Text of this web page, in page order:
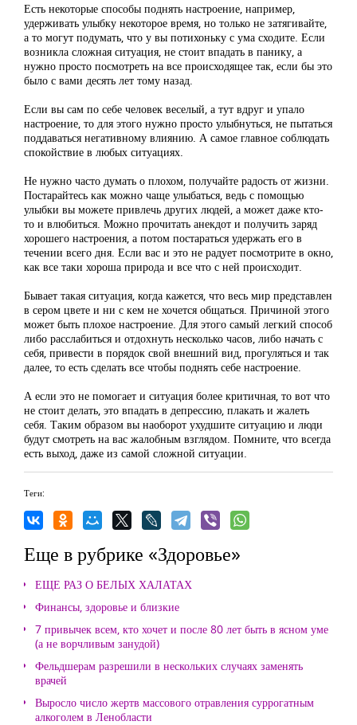
Есть некоторые способы поднять настроение, например,
удерживать улыбку некоторое время, но только не затягивайте,
а то могут подумать, что у вы потихоньку с ума сходите. Если
возникла сложная ситуация, не стоит впадать в панику, а
нужно просто посмотреть на все происходящее так, если бы это
было с вами десять лет тому назад.
Если вы сам по себе человек веселый, а тут вдруг и упало
настроение, то для этого нужно просто улыбнуться, не пытаться
поддаваться негативному влиянию. А самое главное соблюдать
спокойствие в любых ситуациях.
Не нужно часто думать о плохом, получайте радость от жизни.
Постарайтесь как можно чаще улыбаться, ведь с помощью
улыбки вы можете привлечь других людей, а может даже кто-
то и влюбиться. Можно прочитать анекдот и получить заряд
хорошего настроения, а потом постараться удержать его в
течении всего дня. Если вас и это не радует посмотрите в окно,
как все таки хороша природа и все что с ней происходит.
Бывает такая ситуация, когда кажется, что весь мир представлен
в сером цвете и ни с кем не хочется общаться. Причиной этого
может быть плохое настроение. Для этого самый легкий способ
либо расслабиться и отдохнуть несколько часов, либо начать с
себя, привести в порядок свой внешний вид, прогуляться и так
далее, то есть сделать все чтобы поднять себе настроение.
А если это не помогает и ситуация более критичная, то вот что
не стоит делать, это впадать в депрессию, плакать и жалеть
себя. Таким образом вы наоборот ухудшите ситуацию и люди
будут смотреть на вас жалобным взглядом. Помните, что всегда
есть выход, даже из самой сложной ситуации.
Теги:
Еще в рубрике «Здоровье»
ЕЩЕ РАЗ О БЕЛЫХ ХАЛАТАХ
Финансы, здоровье и близкие
7 привычек всем, кто хочет и после 80 лет быть в ясном уме
(а не ворчливым занудой)
Фельдшерам разрешили в нескольких случаях заменять
врачей
Выросло число жертв массового отравления суррогатным
алкоголем в Ленобласти